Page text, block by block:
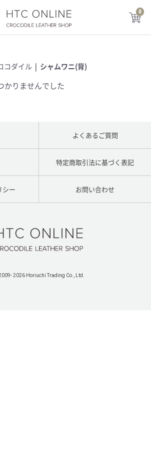
HTC ONLINE
0
コダイル | シャムワニ(背)
かりませんでした
よくあるご質問
特定商取引法に基づく表記
シー お問い合わせ
2026 Horiuchi Trading Co., Ltd.